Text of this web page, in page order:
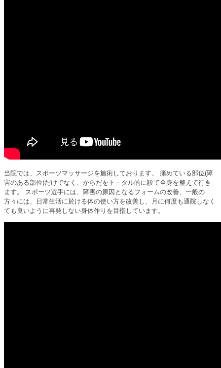
当院では、スポーツマッサージを施術しております。 痛めている部位(障
害のある部位)だけでなく、からだをト－タル的に診て全身を整えて行き
ます。 スポーツ選手には、障害の原因となるフォームの改善、一般の
方々には、日常生活に於ける体の使い方を改善し、月に何度も通院しなく
ても良いように再発しない身体作りを目指しています。